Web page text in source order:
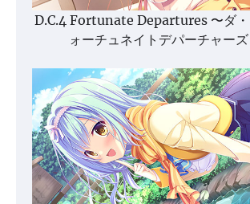
D.C.4 Fortunate Departures 〜ダ・
ォーチュネイトデパーチャー